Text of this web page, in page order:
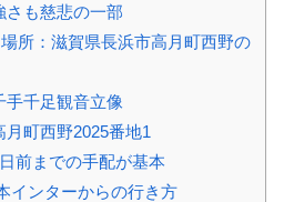
も慈悲の一部
所：滋賀県長浜市高月町西野の
手千足観音立像
月町西野2025番地1
前までの手配が基本
インターからの行き方